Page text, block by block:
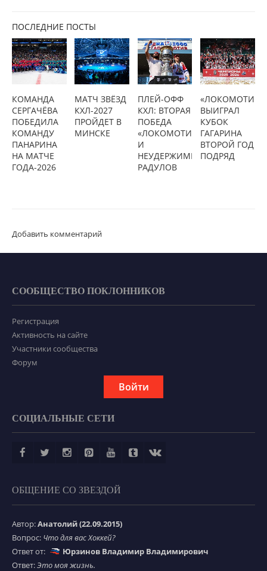
ПОСЛЕДНИЕ ПОСТЫ
КОМАНДА
СЕРГАЧЁВА
ПОБЕДИЛА
КОМАНДУ
ПАНАРИНА
НА МАТЧЕ
ГОДА-2026
МАТЧ ЗВЁЗД
КХЛ-2027
ПРОЙДЕТ В
МИНСКЕ
ПЛЕЙ-ОФФ
КХЛ: ВТОРАЯ
ПОБЕДА
«ЛОКОМОТИВА»
И
НЕУДЕРЖИМЫЙ
РАДУЛОВ
«ЛОКОМОТИВ»
ВЫИГРАЛ
КУБОК
ГАГАРИНА
ВТОРОЙ ГОД
ПОДРЯД
Добавить комментарий
СООБЩЕСТВО ПОКЛОННИКОВ
Регистрация
Активность на сайте
Участники сообщества
Форум
Войти
СОЦИАЛЬНЫЕ СЕТИ
ОБЩЕНИЕ СО ЗВЕЗДОЙ
Автор:Анатолий (22.09.2015)
Вопрос: Что для вас Хоккей?
Ответ от:
Юрзинов Владимир Владимирович
Ответ:Это моя жизнь.